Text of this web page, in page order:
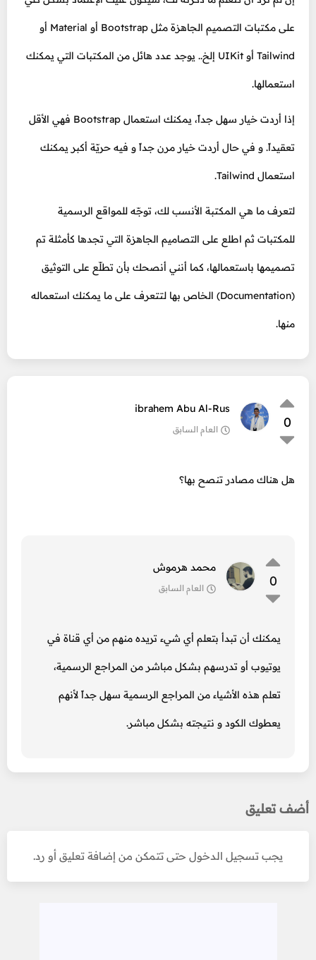
على مكتبات التصميم الجاهزة مثل Bootstrap أو Material أو
Tailwind أو UIKit إلخ.. يوجد عدد هائل من المكتبات التي يمكنك
استعمالها.
إذا أردت خيار سهل جداً، يمكنك استعمال Bootstrap فهي الأقل
تعقيداً. و في حال أردت خيار مرن جداً و فيه حريّة أكبر يمكنك
استعمال Tailwind.
لتعرف ما هي المكتبة الأنسب لك، توجّه للمواقع الرسمية
للمكتبات ثم اطلع على التصاميم الجاهزة التي تجدها كأمثلة تم
تصميمها باستعمالها، كما أنني أنصحك بأن تطلّع على التوثيق
(Documentation) الخاص بها لتتعرف على ما يمكنك استعماله
منها.
0
ibrahem Abu Al-Rus
العام السابق
هل هناك مصادر تنصح بها؟
0
محمد هرموش
العام السابق
يمكنك أن تبدأ بتعلم أي شيء تريده منهم من أي قناة في
يوتيوب أو تدرسهم بشكل مباشر من المراجع الرسمية،
تعلم هذه الأشياء من المراجع الرسمية سهل جداً لأنهم
يعطوك الكود و نتيجته بشكل مباشر.
أضف تعليق
يجب تسجيل الدخول حتى تتمكن من إضافة تعليق أو رد.